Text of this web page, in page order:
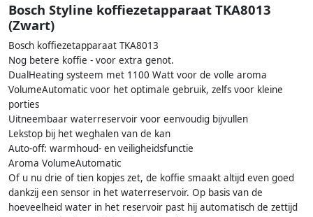
Bosch Styline koffiezetapparaat TKA8013
(Zwart)
Bosch koffiezetapparaat TKA8013
Nog betere koffie - voor extra genot.
DualHeating systeem met 1100 Watt voor de volle aroma
VolumeAutomatic voor het optimale gebruik, zelfs voor kleine
porties
Uitneembaar waterreservoir voor eenvoudig bijvullen
Lekstop bij het weghalen van de kan
Auto-off: warmhoud- en veiligheidsfunctie
Aroma VolumeAutomatic
Of u nu drie of tien kopjes zet, de koffie smaakt altijd even goed
dankzij een sensor in het waterreservoir. Op basis van de
hoeveelheid water in het reservoir past hij automatisch de zettijd